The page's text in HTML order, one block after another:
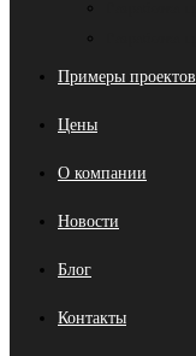
Примеры проектов
Цены
О компании
Новости
Блог
Контакты